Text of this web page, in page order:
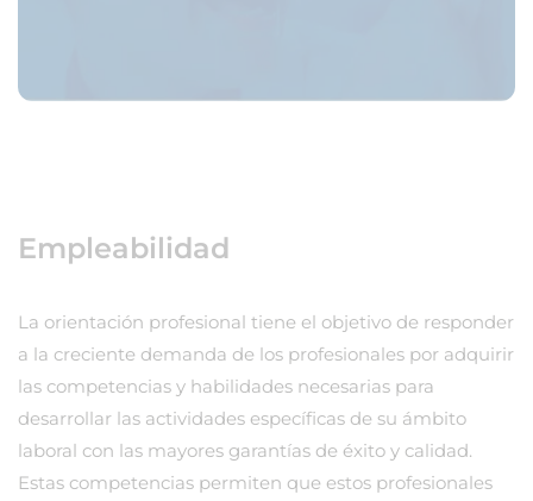
Empleabilidad
La orientación profesional tiene el objetivo de responder
a la creciente demanda de los profesionales por adquirir
las competencias y habilidades necesarias para
desarrollar las actividades específicas de su ámbito
laboral con las mayores garantías de éxito y calidad.
Estas competencias permiten que estos profesionales